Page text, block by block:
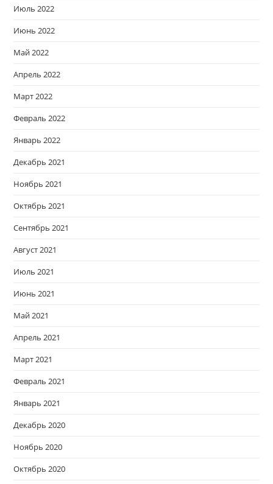
Июль 2022
Июнь 2022
Май 2022
Апрель 2022
Март 2022
Февраль 2022
Январь 2022
Декабрь 2021
Ноябрь 2021
Октябрь 2021
Сентябрь 2021
Август 2021
Июль 2021
Июнь 2021
Май 2021
Апрель 2021
Март 2021
Февраль 2021
Январь 2021
Декабрь 2020
Ноябрь 2020
Октябрь 2020